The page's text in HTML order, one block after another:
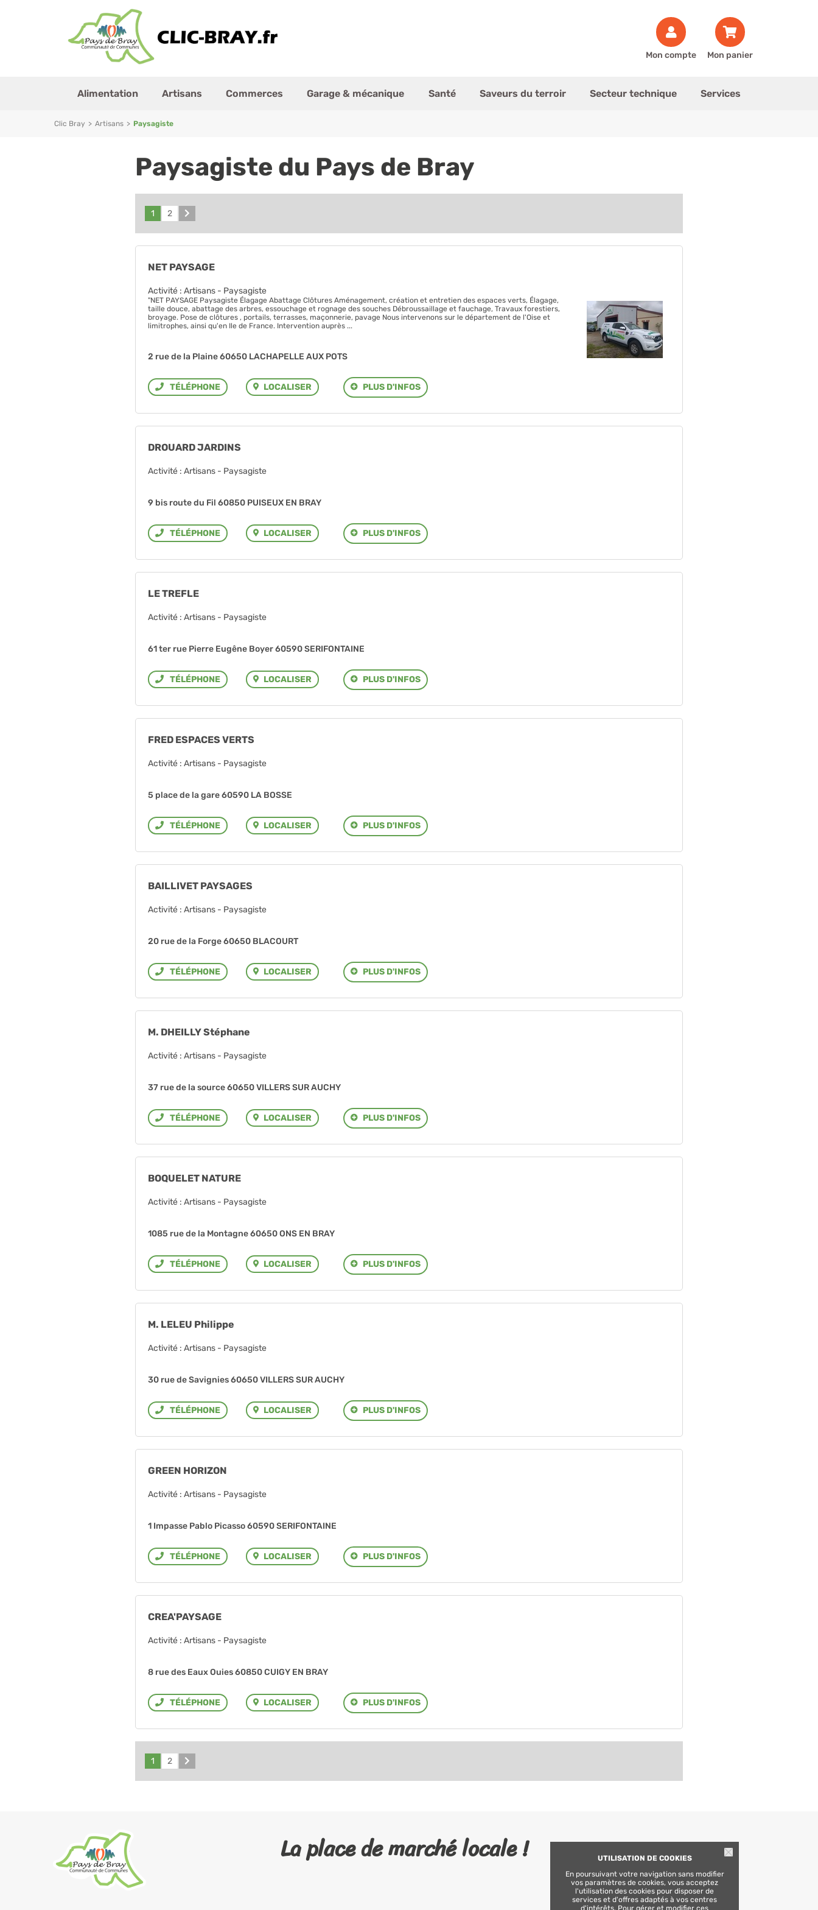
UTILISATION DE COOKIES
En poursuivant votre navigation sans modifier
vos paramètres de cookies, vous acceptez
l'utilisation des cookies pour disposer de
services et d'offres adaptés à vos centres
d'intérêts. Pour gérer et modifier ces
Mon compte Mon panier
Alimentation Artisans Commerces Garage & mécanique Santé Saveurs du terroir Secteur technique Services
Clic Bray > Artisans > Paysagiste
Paysagiste du Pays de Bray
1 2
NET PAYSAGE
Activité : Artisans - Paysagiste
"NET PAYSAGE Paysagiste Élagage Abattage Clôtures Aménagement, création et entretien des espaces verts, Élagage,
taille douce, abattage des arbres, essouchage et rognage des souches Débroussaillage et fauchage, Travaux forestiers,
broyage. Pose de clôtures , portails, terrasses, maçonnerie, pavage Nous intervenons sur le département de l'Oise et
limitrophes, ainsi qu'en Ile de France. Intervention auprès ...
2 rue de la Plaine 60650 LACHAPELLE AUX POTS
Téléphone LOCALISER PLUS D'INFOS
DROUARD JARDINS
Activité : Artisans - Paysagiste
9 bis route du Fil 60850 PUISEUX EN BRAY
Téléphone LOCALISER PLUS D'INFOS
LE TREFLE
Activité : Artisans - Paysagiste
61 ter rue Pierre Eugêne Boyer 60590 SERIFONTAINE
Téléphone LOCALISER PLUS D'INFOS
FRED ESPACES VERTS
Activité : Artisans - Paysagiste
5 place de la gare 60590 LA BOSSE
Téléphone LOCALISER PLUS D'INFOS
BAILLIVET PAYSAGES
Activité : Artisans - Paysagiste
20 rue de la Forge 60650 BLACOURT
Téléphone LOCALISER PLUS D'INFOS
M. DHEILLY Stéphane
Activité : Artisans - Paysagiste
37 rue de la source 60650 VILLERS SUR AUCHY
Téléphone LOCALISER PLUS D'INFOS
BOQUELET NATURE
Activité : Artisans - Paysagiste
1085 rue de la Montagne 60650 ONS EN BRAY
Téléphone LOCALISER PLUS D'INFOS
M. LELEU Philippe
Activité : Artisans - Paysagiste
30 rue de Savignies 60650 VILLERS SUR AUCHY
Téléphone LOCALISER PLUS D'INFOS
GREEN HORIZON
Activité : Artisans - Paysagiste
1 Impasse Pablo Picasso 60590 SERIFONTAINE
Téléphone LOCALISER PLUS D'INFOS
CREA'PAYSAGE
Activité : Artisans - Paysagiste
8 rue des Eaux Ouies 60850 CUIGY EN BRAY
Téléphone LOCALISER PLUS D'INFOS
1 2
La place de marché locale !